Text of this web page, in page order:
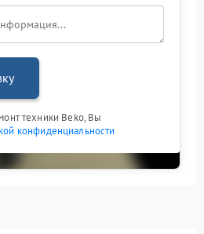
техники Beko, Вы
конфиденциальности